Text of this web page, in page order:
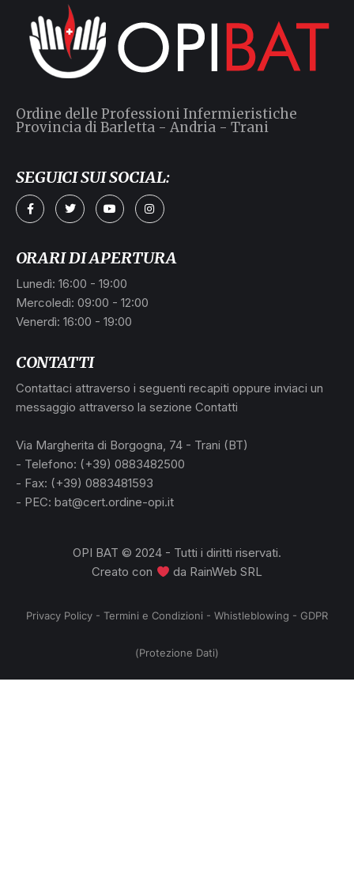
CONTATTI
Contattaci attraverso i seguenti recapiti oppure inviaci un
messaggio attraverso la sezione Contatti
Via Margherita di Borgogna, 74 - Trani (BT)
- Telefono: (+39) 0883482500
- Fax: (+39) 0883481593
- PEC: bat@cert.ordine-opi.it
ORARI DI APERTURA
Lunedì: 16:00 - 19:00
Mercoledì: 09:00 - 12:00
Venerdì: 16:00 - 19:00
Ordine delle Professioni Infermieristiche
Provincia di Barletta - Andria - Trani
SEGUICI SUI SOCIAL:
OPI BAT © 2024 - Tutti i diritti riservati.
Creato con
da RainWeb SRL
Privacy Policy - Termini e Condizioni - Whistleblowing - GDPR
(Protezione Dati)